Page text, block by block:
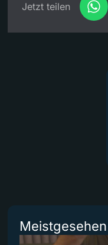
Jetzt teilen
Meistgesehen